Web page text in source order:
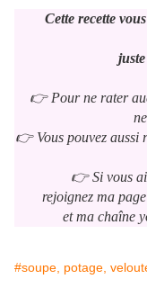
Cette recette
👉 Pour ne rater
👉 Vous pouvez aussi
👉 Si vous
rejoignez ma
et ma chaîne
#soupe, potage,